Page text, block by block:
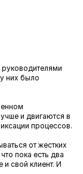
них было
и двигаются в
процессов.
от жестких
пока есть два
свой клиент. И